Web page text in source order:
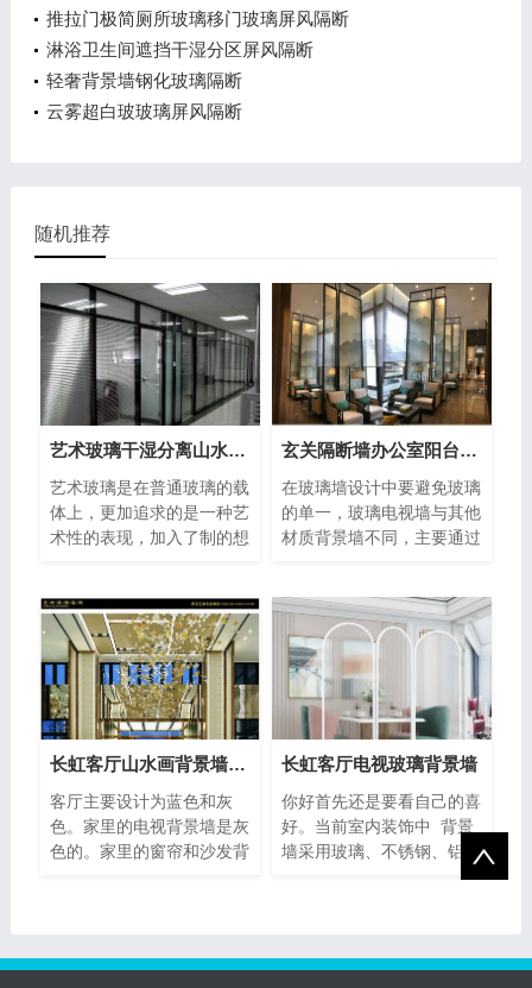
推拉门极简厕所玻璃移门玻璃屏风隔断
淋浴卫生间遮挡干湿分区屏风隔断
轻奢背景墙钢化玻璃隔断
云雾超白玻玻璃屏风隔断
随机推荐
艺术玻璃干湿分离山水画背景墙玻璃
艺术玻璃是在普通玻璃的载
体上，更加追求的是一种艺
术性的表现，加入了制的想
玄关隔断墙办公室阳台挡门山水画背景墙玻璃
在玻璃墙设计中要避免玻璃
的单一，玻璃电视墙与其他
材质背景墙不同，主要通过
长虹客厅山水画背景墙玻璃
客厅主要设计为蓝色和灰
色。家里的电视背景墙是灰
色的。家里的窗帘和沙发背
长虹客厅电视玻璃背景墙
你好首先还是要看自己的喜
好。当前室内装饰中 背景
墙采用玻璃、不锈钢、铝塑
板、墙纸等材料被接受并广